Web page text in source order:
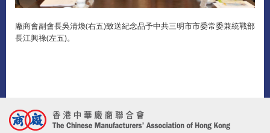
廠商會副會長吳清煥(右五)致送紀念品予中共三明市市委常委兼統戰部
長江興祿(左五)。